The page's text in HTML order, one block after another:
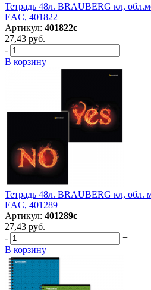
Тетрадь 48л. BRAUBERG кл,
EAC, 401822
Артикул: 401822с
27,43 руб.
-
+
В корзину
Тетрадь 48л. BRAUBERG кл, обл.
EAC, 401289
Артикул: 401289с
27,43 руб.
-
+
В корзину